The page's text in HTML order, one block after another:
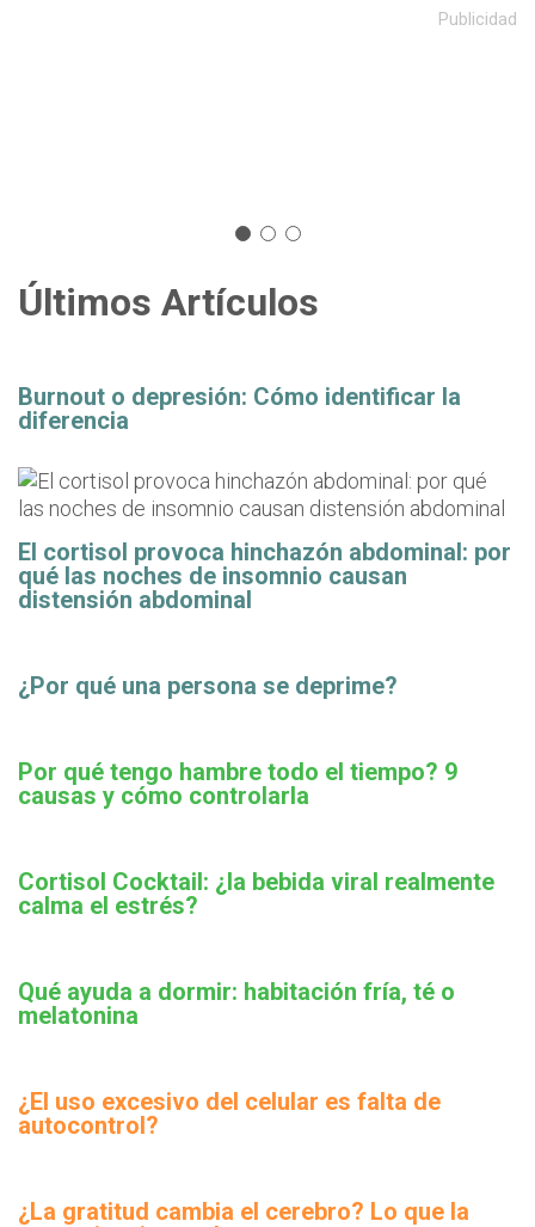
Publicidad
Últimos Artículos
Burnout o depresión: Cómo identificar la
diferencia
El cortisol provoca hinchazón abdominal: por
qué las noches de insomnio causan
distensión abdominal
¿Por qué una persona se deprime?
Por qué tengo hambre todo el tiempo? 9
causas y cómo controlarla
Cortisol Cocktail: ¿la bebida viral realmente
calma el estrés?
Qué ayuda a dormir: habitación fría, té o
melatonina
¿El uso excesivo del celular es falta de
autocontrol?
¿La gratitud cambia el cerebro? Lo que la